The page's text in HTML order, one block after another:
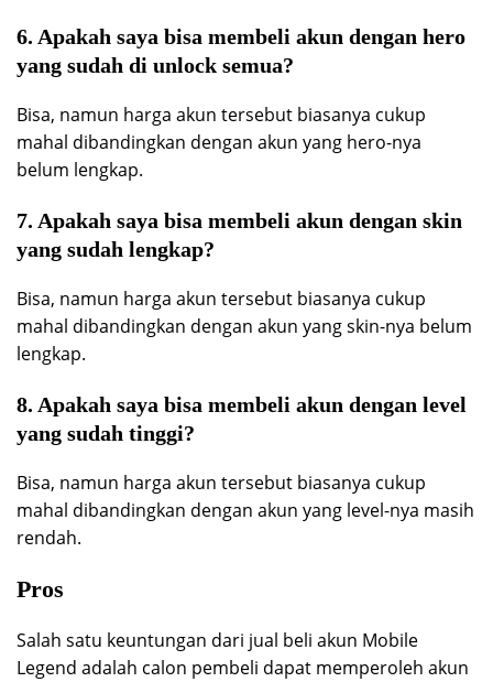
6. Apakah saya bisa membeli akun dengan hero
yang sudah di unlock semua?
Bisa, namun harga akun tersebut biasanya cukup
mahal dibandingkan dengan akun yang hero-nya
belum lengkap.
7. Apakah saya bisa membeli akun dengan skin
yang sudah lengkap?
Bisa, namun harga akun tersebut biasanya cukup
mahal dibandingkan dengan akun yang skin-nya belum
lengkap.
8. Apakah saya bisa membeli akun dengan level
yang sudah tinggi?
Bisa, namun harga akun tersebut biasanya cukup
mahal dibandingkan dengan akun yang level-nya masih
rendah.
Pros
Salah satu keuntungan dari jual beli akun Mobile
Legend adalah calon pembeli dapat memperoleh akun